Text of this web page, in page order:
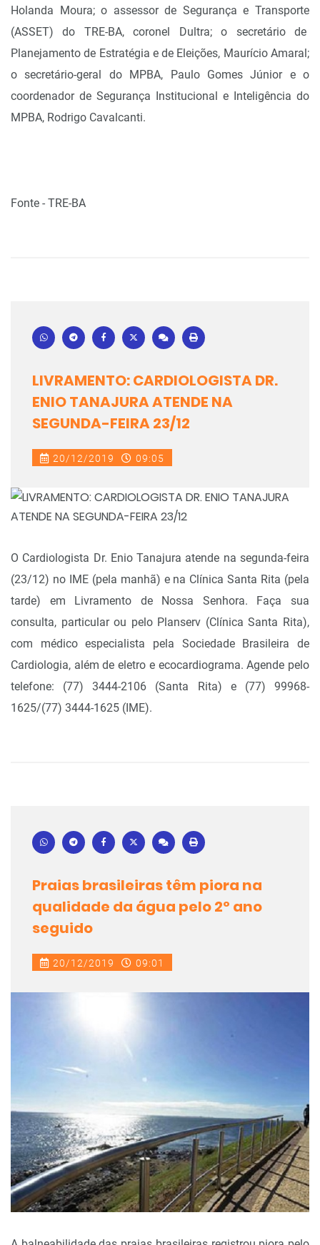
Holanda Moura; o assessor de Segurança e Transporte
(ASSET) do TRE-BA, coronel Dultra; o secretário de
Planejamento de Estratégia e de Eleições, Maurício Amaral;
o secretário-geral do MPBA, Paulo Gomes Júnior e o
coordenador de Segurança Institucional e Inteligência do
MPBA, Rodrigo Cavalcanti.
Fonte - TRE-BA
LIVRAMENTO: CARDIOLOGISTA DR.
ENIO TANAJURA ATENDE NA
SEGUNDA-FEIRA 23/12
20/12/2019 09:05
O Cardiologista Dr. Enio Tanajura atende na segunda-feira
(23/12) no IME (pela manhã) e na Clínica Santa Rita (pela
tarde) em Livramento de Nossa Senhora. Faça sua
consulta, particular ou pelo Planserv (Clínica Santa Rita),
com médico especialista pela Sociedade Brasileira de
Cardiologia, além de eletro e ecocardiograma. Agende pelo
telefone: (77) 3444-2106 (Santa Rita) e (77) 99968-
1625/(77) 3444-1625 (IME).
Praias brasileiras têm piora na
qualidade da água pelo 2º ano
seguido
20/12/2019 09:01